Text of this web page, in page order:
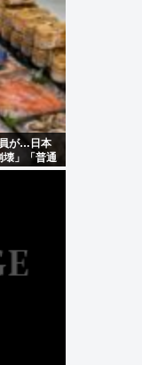
員が…日本
」「普通